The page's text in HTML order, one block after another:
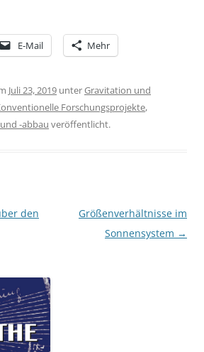
E-Mail Mehr
Juli 23, 2019 unterGravitation und
Forschungsprojekte,
-abbau veröffentlicht.
den
Größenverhältnisse im
Sonnensystem →